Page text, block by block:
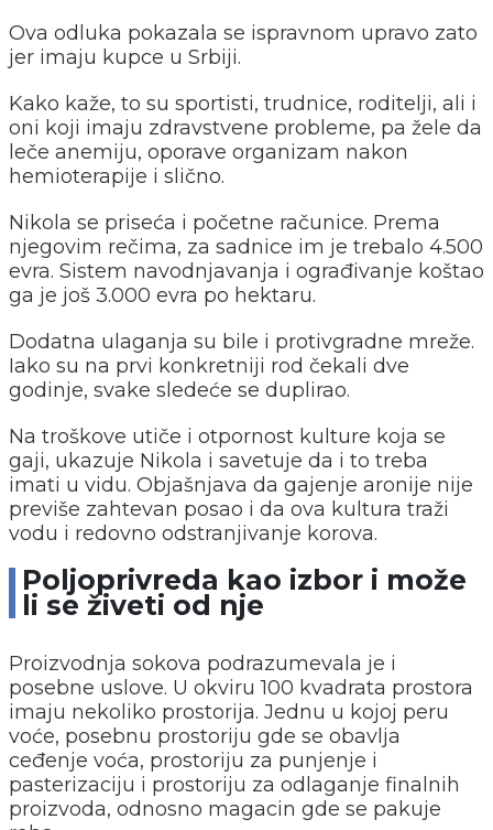
Ova odluka pokazala se ispravnom upravo zato
jer imaju kupce u Srbiji.
Kako kaže, to su sportisti, trudnice, roditelji, ali i
oni koji imaju zdravstvene probleme, pa žele da
leče anemiju, oporave organizam nakon
hemioterapije i slično.
Nikola se priseća i početne računice. Prema
njegovim rečima, za sadnice im je trebalo 4.500
evra. Sistem navodnjavanja i ograđivanje koštao
ga je još 3.000 evra po hektaru.
Dodatna ulaganja su bile i protivgradne mreže.
Iako su na prvi konkretniji rod čekali dve
godinje, svake sledeće se duplirao.
Na troškove utiče i otpornost kulture koja se
gaji, ukazuje Nikola i savetuje da i to treba
imati u vidu. Objašnjava da gajenje aronije nije
previše zahtevan posao i da ova kultura traži
vodu i redovno odstranjivanje korova.
Poljoprivreda kao izbor i može
li se živeti od nje
Proizvodnja sokova podrazumevala je i
posebne uslove. U okviru 100 kvadrata prostora
imaju nekoliko prostorija. Jednu u kojoj peru
voće, posebnu prostoriju gde se obavlja
ceđenje voća, prostoriju za punjenje i
pasterizaciju i prostoriju za odlaganje finalnih
proizvoda, odnosno magacin gde se pakuje